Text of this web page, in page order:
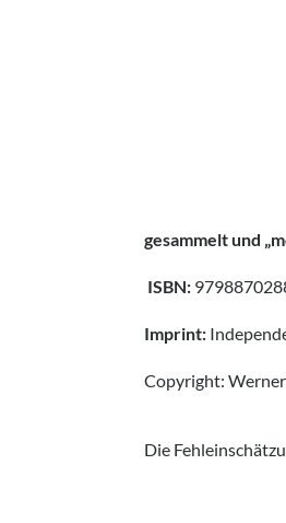
gesammelt und
ISBN:
Imprint:
Copyright:
Die